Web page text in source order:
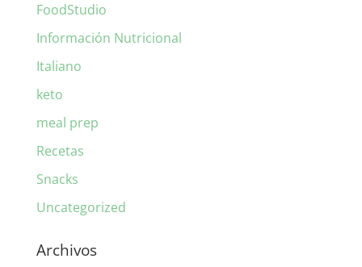
FoodStudio
Información Nutricional
Italiano
keto
meal prep
Recetas
Snacks
Uncategorized
Archivos